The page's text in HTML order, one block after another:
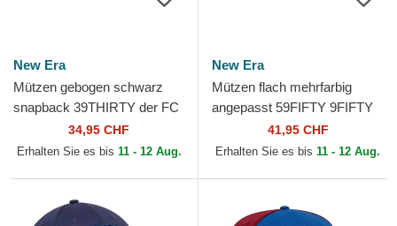
New Era
Mützen gebogen schwarz
snapback 39THIRTY der FC
Barcelona LALIGA von New
Era
34,95 CHF
Erhalten Sie es bis 11 - 12 Aug.
New Era
Mützen flach mehrfarbig
angepasst 59FIFTY 9FIFTY
Poly der FC Barcelona
LALIGA von New Era
41,95 CHF
Erhalten Sie es bis 11 - 12 Aug.